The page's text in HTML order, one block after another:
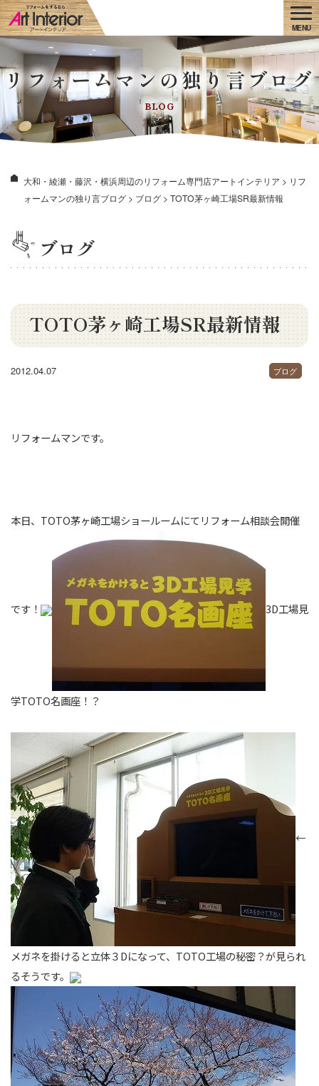
リフォームマンの独り言ブログ
BLOG
大和・綾瀬・藤沢・横浜周辺のリフォーム専門店アートインテリア > リフ
ォームマンの独り言ブログ > ブログ > TOTO茅ヶ崎工場SR最新情報
ブログ
TOTO茅ヶ崎工場SR最新情報
2012.04.07 ブログ
リフォームマンです。
本日、TOTO茅ヶ崎工場ショールームにてリフォーム相談会開催
です！ 3D工場見
学TOTO名画座！？
←
メガネを掛けると立体３Dになって、TOTO工場の秘密？が見られ
るそうです。